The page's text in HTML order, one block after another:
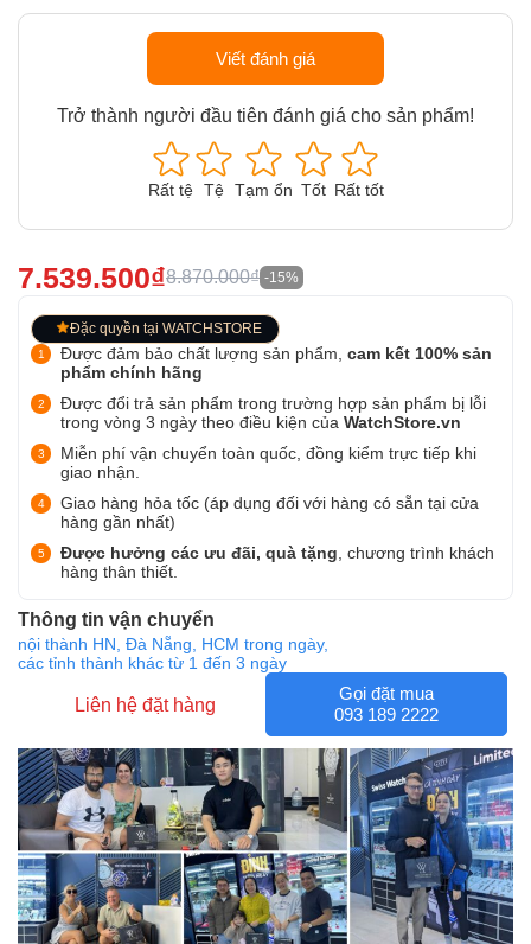
Viết đánh giá
Trở thành người đầu tiên đánh giá cho sản phẩm!
Rất tệ Tệ Tạm ổn Tốt Rất tốt
7.539.500₫8.870.000₫ -15%
Đặc quyền tại WATCHSTORE
Được đảm bảo chất lượng sản phẩm, cam kết 100% sản
phẩm chính hãng
Được đổi trả sản phẩm trong trường hợp sản phẩm bị lỗi
trong vòng 3 ngày theo điều kiện của WatchStore.vn
Miễn phí vận chuyển toàn quốc, đồng kiểm trực tiếp khi
giao nhận.
Giao hàng hỏa tốc (áp dụng đối với hàng có sẵn tại cửa
hàng gần nhất)
Được hưởng các ưu đãi, quà tặng , chương trình khách
hàng thân thiết.
Thông tin vận chuyển
nội thành HN, Đà Nẵng, HCM trong ngày,
các tỉnh thành khác từ 1 đến 3 ngày
Liên hệ đặt hàng
Gọi đặt mua
093 189 2222